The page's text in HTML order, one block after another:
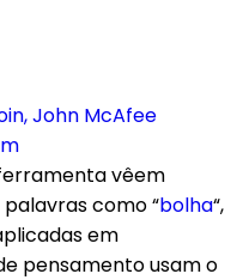
John McAfee
vêem
como “bolha“,
em
pensamento usam o